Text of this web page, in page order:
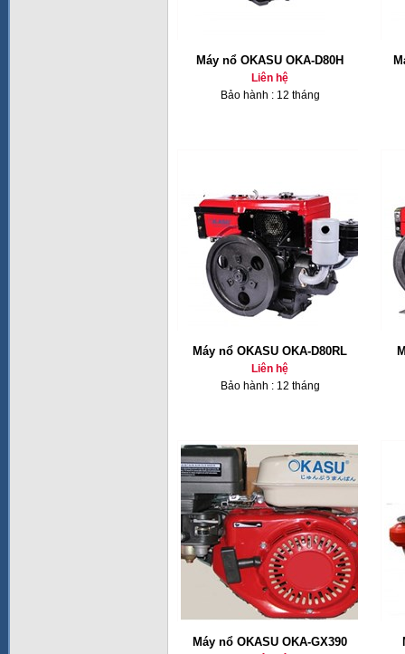
Máy nổ OKASU OKA-D80H
Liên hệ
Bảo hành : 12 tháng
Máy nổ OKASU OKA-D80RL
Liên hệ
Bảo hành : 12 tháng
Máy nổ OKASU OKA-GX390